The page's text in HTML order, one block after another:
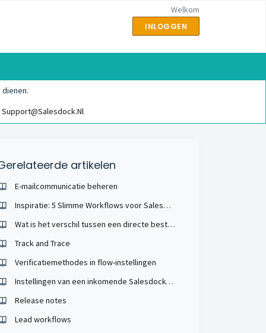
Welkom
INLOGGEN
Support@salesdock.nl
artikelen
E-mailcommunicatie beheren
Inspiratie: 5 Slimme Workflows voor Salesdock
Wat is het verschil tussen een directe bestelling en een offerte?
Track and Trace
Verificatiemethodes in flow-instellingen
Instellingen van een inkomende Salesdock-integratie
Release notes
Lead workflows